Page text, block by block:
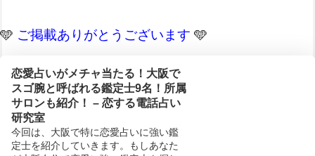
🩵 ご掲載ありがとうございます 🩵
恋愛占いがメチャ当たる！大阪で
スゴ腕と呼ばれる鑑定士9名！所属
サロンも紹介！ – 恋する電話占い
研究室
今回は、大阪で特に恋愛占いに強い鑑
定士を紹介していきます。もしあなた